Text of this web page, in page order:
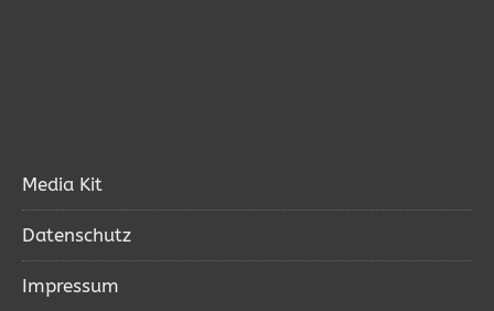
Media Kit
Datenschutz
Impressum